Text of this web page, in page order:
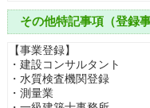
その他特記事項（登録
【事業登録】
・建設コンサルタント
・水質検査機関登録
・測量業